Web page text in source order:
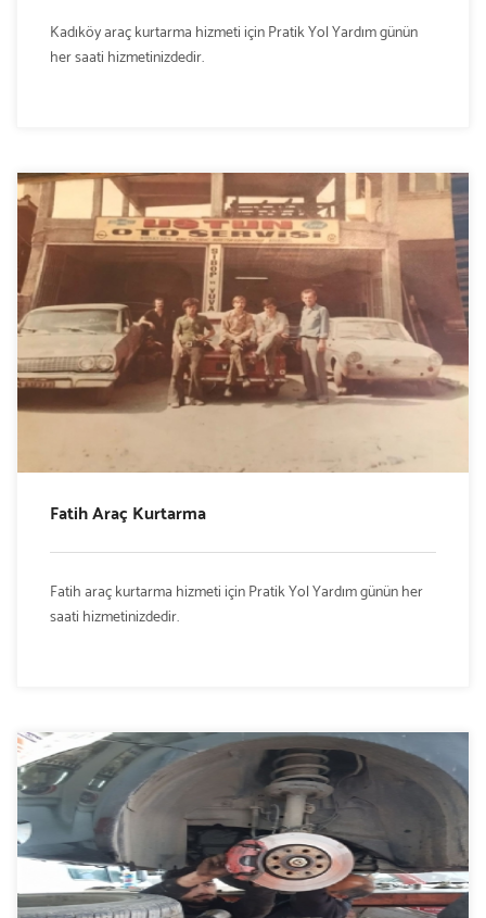
Kadıköy araç kurtarma hizmeti için Pratik Yol Yardım günün
her saati hizmetinizdedir.
Fatih Araç Kurtarma
Fatih araç kurtarma hizmeti için Pratik Yol Yardım günün her
saati hizmetinizdedir.